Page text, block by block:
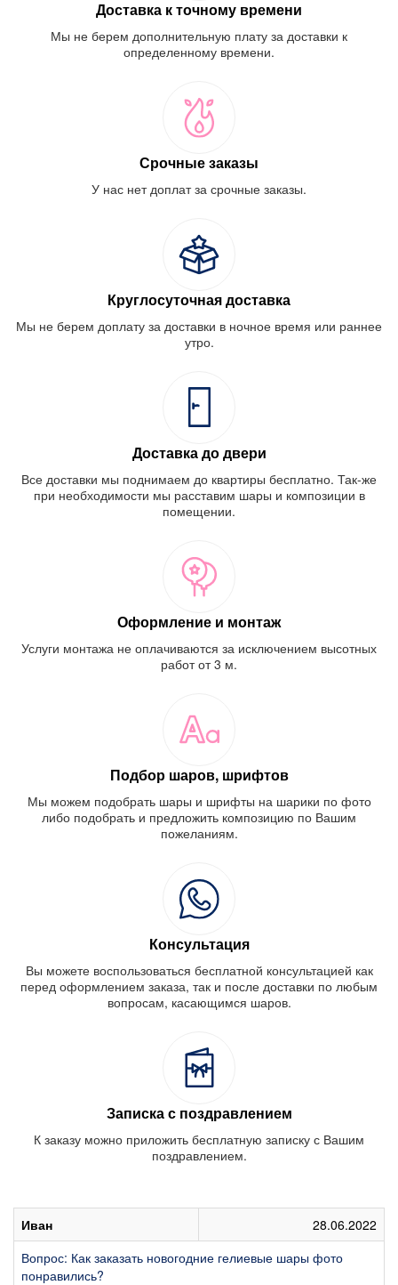
Доставка к точному времени
Мы не берем дополнительную плату за доставки к
определенному времени.
Срочные заказы
У нас нет доплат за срочные заказы.
Круглосуточная доставка
Мы не берем доплату за доставки в ночное время или раннее
утро.
Доставка до двери
Все доставки мы поднимаем до квартиры бесплатно. Так-же
при необходимости мы расставим шары и композиции в
помещении.
Оформление и монтаж
Услуги монтажа не оплачиваются за исключением высотных
работ от 3 м.
Подбор шаров, шрифтов
Мы можем подобрать шары и шрифты на шарики по фото
либо подобрать и предложить композицию по Вашим
пожеланиям.
Консультация
Вы можете воспользоваться бесплатной консультацией как
перед оформлением заказа, так и после доставки по любым
вопросам, касающимся шаров.
Записка с поздравлением
К заказу можно приложить бесплатную записку с Вашим
поздравлением.
Иван
28.06.2022
Вопрос: Как заказать новогодние гелиевые шары фото
понравились?